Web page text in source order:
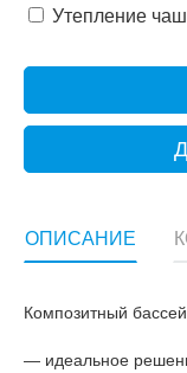
Утепление
ОПИСАНИЕ
Композитный
— идеальное